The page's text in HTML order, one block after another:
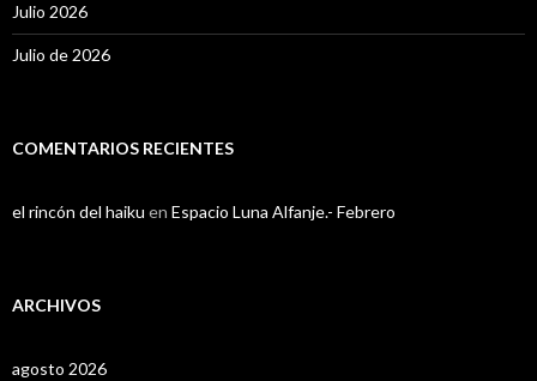
Julio 2026
Julio de 2026
COMENTARIOS RECIENTES
el rincón del haiku en Espacio Luna Alfanje.- Febrero
ARCHIVOS
agosto 2026